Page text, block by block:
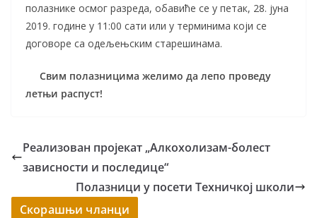
полазнике осмог разреда, обавиће се у петак, 28. јуна
2019. године у 11:00 сати или у терминима који се
договоре са одељењским старешинама.
Свим полазницима желимо да лепо проведу
летњи распуст!
Реализован пројекат „Алкохолизам-болест
зависности и последице“
Полазници у посети Техничкој школи
Скорашњи чланци